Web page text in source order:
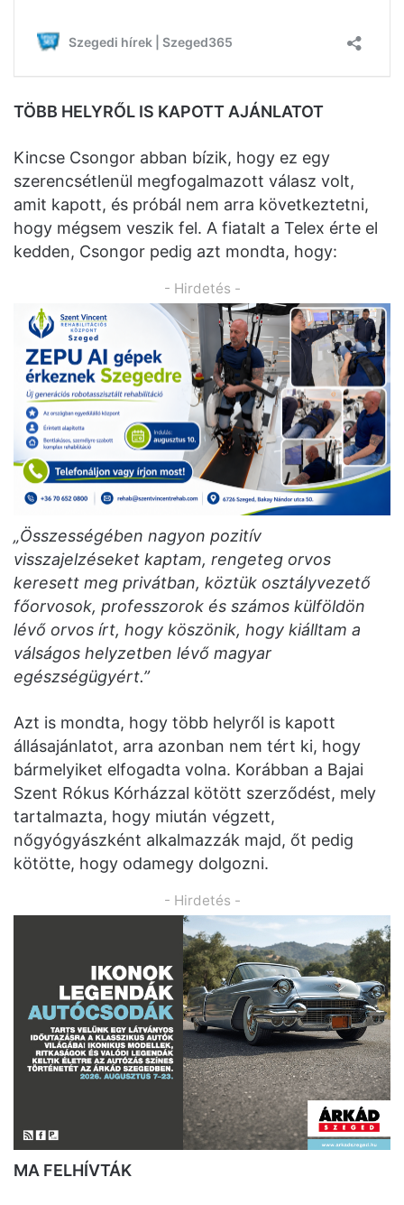
TÖBB HELYRŐL IS KAPOTT AJÁNLATOT
Kincse Csongor abban bízik, hogy ez egy
szerencsétlenül megfogalmazott válasz volt,
amit kapott, és próbál nem arra következtetni,
hogy mégsem veszik fel. A fiatalt a Telex érte el
kedden, Csongor pedig azt mondta, hogy:
- Hirdetés -
„Összességében nagyon pozitív
visszajelzéseket kaptam, rengeteg orvos
keresett meg privátban, köztük osztályvezető
főorvosok, professzorok és számos külföldön
lévő orvos írt, hogy köszönik, hogy kiálltam a
válságos helyzetben lévő magyar
egészségügyért.”
Azt is mondta, hogy több helyről is kapott
állásajánlatot, arra azonban nem tért ki, hogy
bármelyiket elfogadta volna. Korábban a Bajai
Szent Rókus Kórházzal kötött szerződést, mely
tartalmazta, hogy miután végzett,
nőgyógyászként alkalmazzák majd, őt pedig
kötötte, hogy odamegy dolgozni.
- Hirdetés -
MA FELHÍVTÁK